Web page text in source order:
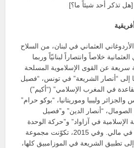
تذكر أحد شيئاً ما؟]
العثماني في لبنان، من السلاح
خلاصاً وانتصاراً لبنانيّاً وربما
سريعة عن القوى الإسلاموية المسلحة
إلى “أنصار الشريعة” في تونس، “فصيل
في المغرب الإسلامي” (“أكيم”)
وليبيا وموريتانيا، “بوكو حرام”
“أنصار الدين” و”فصيل
الإسلامية في آزاواد” و”حركة الوحدة
والجهاد في غرب أفريقيا” في مالي. وفي 2015، تكوّنت مجموعة
تطبيق الشريعة في الموزامبيق كلها،